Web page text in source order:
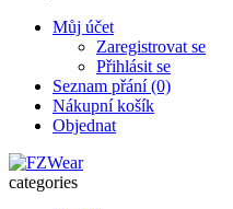
Můj účet
Zaregistrovat se
Přihlásit se
Seznam přání (0)
Nákupní košík
Objednat
categories